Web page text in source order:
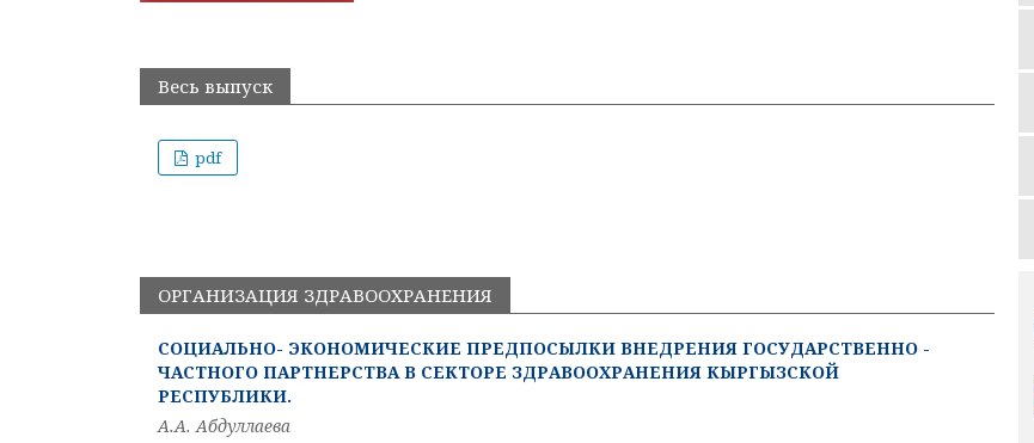
Весь выпуск
pdf
ОРГАНИЗАЦИЯ ЗДРАВООХРАНЕНИЯ
СОЦИАЛЬНО- ЭКОНОМИЧЕСКИЕ ПРЕДПОСЫЛКИ ВНЕДРЕНИЯ ГОСУДАРСТВЕННО -
ЧАСТНОГО ПАРТНЕРСТВА В СЕКТОРЕ ЗДРАВООХРАНЕНИЯ КЫРГЫЗСКОЙ
РЕСПУБЛИКИ.
А.А. Абдуллаева